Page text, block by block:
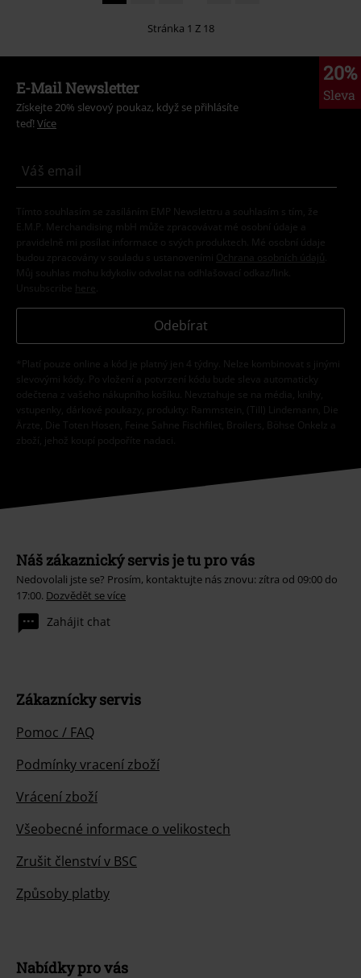
Stránka 1 Z 18
20%
Sleva
E-Mail Newsletter
Získejte 20% slevový poukaz, když se přihlásíte
teď! Více
Tímto souhlasím se zasíláním EMP Newslettru a souhlasím s tím, že
E.M.P. Merchandising mbH může zpracovávat mé osobní údaje a
pravidelně mi posílat informace o svých produktech. Mé osobní údaje
budou zpracovány v souladu s ustanoveními
Ochrana osobních údajů
Můj souhlas mohu kdykoliv odvolat na odhlašovací odkaz/link.
Unsubscribe here
Odebírat
*Platí pouze online a kód je platný jen 4 týdny. Nelze kombinovat s jinými
slevovými kódy. Po vložení a potvrzení kódu bude sleva automaticky
odečtena z vašeho nákupního košíku. Nevztahuje se na média, knihy,
vstupenky, dárkové poukazy, produkty: Rammstein, (Till) Lindemann, Die
Ärzte, Die Toten Hosen, Feine Sahne Fischfilet, Broilers, Böhse Onkelz a
zboží, jehož koupí podpoříte nadaci.
Náš zákaznický servis je tu pro vás
Nedovolali jste se? Prosím, kontaktujte nás znovu: zítra od 09:00 do
17:00. Dozvědět se více
Zahájit chat
Zákaznícky servis
Pomoc / FAQ
Podmínky vracení zboží
Vrácení zboží
Všeobecné informace o velikostech
Zrušit členství v BSC
Způsoby platby
Nabídky pro vás